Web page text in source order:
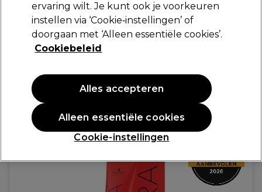
Schwarzkopf Professional Igora Royal Take
Over 7-76 Medium Blond Koper Chocolade
60ml
(0)
31.58 € per 100ml
PROMOTIE
ervaring wilt. Je kunt ook je voorkeuren
instellen via ‘Cookie‑instellingen’ of
doorgaan met ‘Alleen essentiële cookies’.
Cookiebeleid
Cookie-instellingen
Alleen essentiële cookies
Alles accepteren